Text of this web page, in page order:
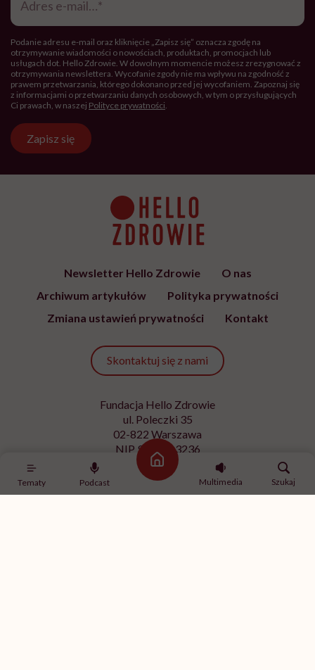
Tematy Podcast
Strona główna
Multimedia
Szukaj
mail*
Podanie adresu e-mail oraz kliknięcie „Zapisz się” oznacza zgodę na
otrzymywanie wiadomości o nowościach, produktach, promocjach lub
usługach dot. Hello Zdrowie. W dowolnym momencie możesz zrezygnować z
otrzymywania newslettera. Wycofanie zgody nie ma wpływu na zgodność z
prawem przetwarzania, którego dokonano przed jej wycofaniem. Zapoznaj się
z informacjami o przetwarzaniu danych osobowych, w tym o przysługujących
Ci prawach, w naszej Polityce prywatności.
Zapisz się
Newsletter Hello Zdrowie
O nas
Archiwum artykułów
Polityka prywatności
Zmiana ustawień prywatności
Kontakt
Skontaktuj się z nami
Fundacja Hello Zdrowie
ul. Poleczki 35
02-822 Warszawa
NIP 9512613236
Kontakt z redakcją
redakcja@hellozdrowie.pl